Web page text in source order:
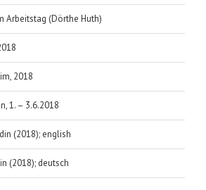
Arbeitstag (Dörthe Huth)
2018
1. – 3.6.2018
(2018); english
(2018); deutsch